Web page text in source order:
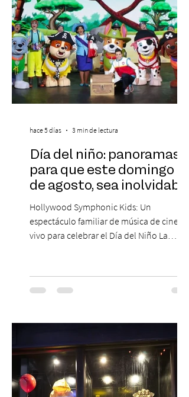
Día del niño: panoramas
para que este domingo 09
de agosto, sea inolvidable
Hollywood Symphonic Kids: Un
espectáculo familiar de música de cine en
vivo para celebrar el Día del Niño La
musical única e inolvidable con motivo del
Día del Niño. El espectáculo Hollywood
de todos los tiempos en un concierto en
sinfónica en pleno, coro y una
sorprendente puesta en escena pensada
especialmente pa
hace 5 días 3 min de lectura